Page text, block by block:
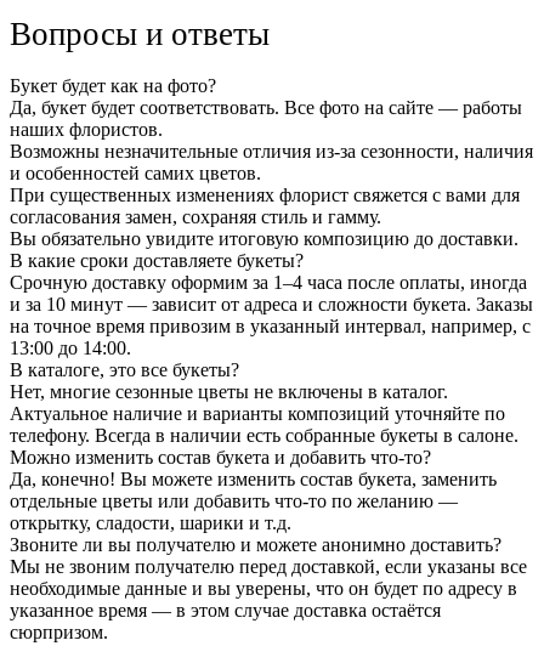
Вопросы и ответы
Букет будет как на фото?
Да, букет будет соответствовать. Все фото на сайте — работы
наших флористов.
Возможны незначительные отличия из-за сезонности, наличия
и особенностей самих цветов.
При существенных изменениях флорист свяжется с вами для
согласования замен, сохраняя стиль и гамму.
Вы обязательно увидите итоговую композицию до доставки.
В какие сроки доставляете букеты?
Срочную доставку оформим за 1–4 часа после оплаты, иногда
и за 10 минут — зависит от адреса и сложности букета. Заказы
на точное время привозим в указанный интервал, например, с
13:00 до 14:00.
В каталоге, это все букеты?
Нет, многие сезонные цветы не включены в каталог.
Актуальное наличие и варианты композиций уточняйте по
телефону. Всегда в наличии есть собранные букеты в салоне.
Можно изменить состав букета и добавить что-то?
Да, конечно! Вы можете изменить состав букета, заменить
отдельные цветы или добавить что-то по желанию —
открытку, сладости, шарики и т.д.
Звоните ли вы получателю и можете анонимно доставить?
Мы не звоним получателю перед доставкой, если указаны все
необходимые данные и вы уверены, что он будет по адресу в
указанное время — в этом случае доставка остаётся
сюрпризом.